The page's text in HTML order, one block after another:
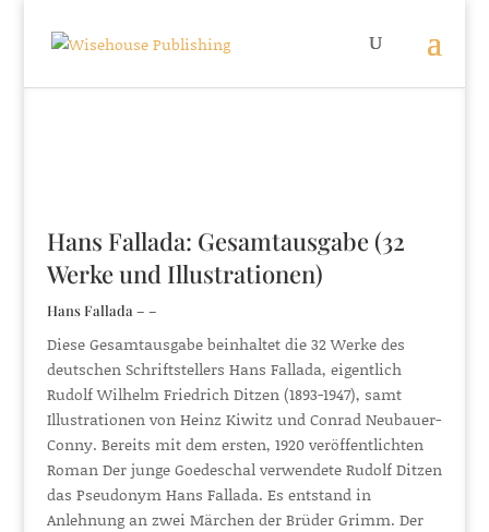
Hans Fallada: Gesamtausgabe (32
Werke und Illustrationen)
Hans Fallada – –
Diese Gesamtausgabe beinhaltet die 32 Werke des
deutschen Schriftstellers Hans Fallada, eigentlich
Rudolf Wilhelm Friedrich Ditzen (1893-1947), samt
Illustrationen von Heinz Kiwitz und Conrad Neubauer-
Conny. Bereits mit dem ersten, 1920 veröffentlichten
Roman Der junge Goedeschal verwendete Rudolf Ditzen
das Pseudonym Hans Fallada. Es entstand in
Anlehnung an zwei Märchen der Brüder Grimm. Der